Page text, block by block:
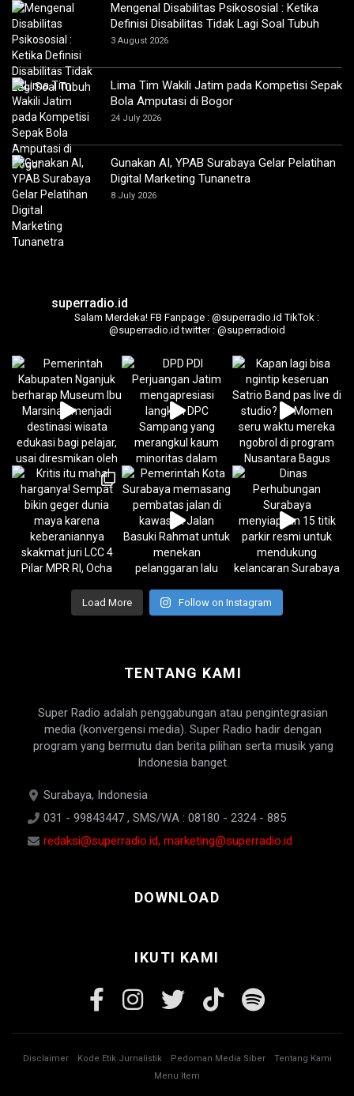
Mengenal Disabilitas Psikososial : Ketika
Definisi Disabilitas Tidak Lagi Soal Tubuh
3 August 2026
Lima Tim Wakili Jatim pada Kompetisi Sepak
Bola Amputasi di Bogor
24 July 2026
Gunakan AI, YPAB Surabaya Gelar Pelatihan
Digital Marketing Tunanetra
8 July 2026
superradio.id
Salam Merdeka! FB Fanpage : @superradio.id TikTok :
@superradio.id twitter : @superradioid
Load More Follow on Instagram
TENTANG KAMI
Super Radio adalah penggabungan atau pengintegrasian
media (konvergensi media). Super Radio hadir dengan
program yang bermutu dan berita pilihan serta musik yang
Indonesia banget.
Surabaya, Indonesia
031 - 99843447 , SMS/WA : 08180 - 2324 - 885
redaksi@superradio.id, marketing@superradio.id
DOWNLOAD
IKUTI KAMI
Disclaimer Kode Etik Jurnalistik Pedoman Media Siber
Tentang Kami
Menu Item